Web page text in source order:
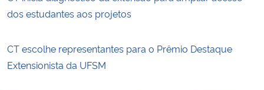
dos estudantes aos projetos
CT escolhe representantes para o Prêmio Destaque
Extensionista da UFSM